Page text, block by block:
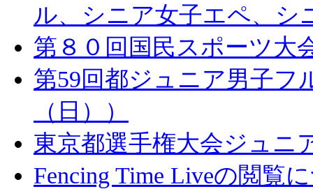
ル、シニア女子エペ、シ
第８０回国民スポーツ大
第59回都ジュニア男子
（日））
東京都選手権大会ジュニ
Fencing Time